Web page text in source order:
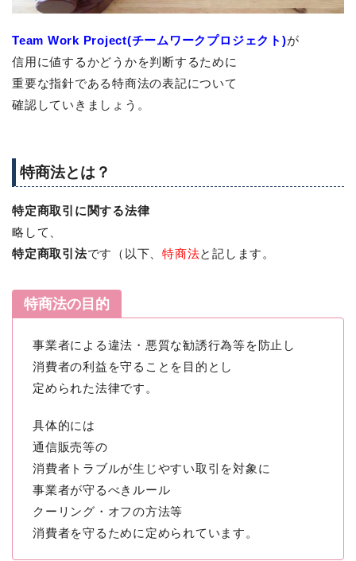
Team Work Project(チームワークプロジェクト)が
信用に値するかどうかを判断するために
重要な指針である特商法の表記について
確認していきましょう。
特商法とは？
特定商取引に関する法律
略して、
特定商取引法です（以下、特商法と記します。
特商法の目的
事業者による違法・悪質な勧誘行為等を防止し
消費者の利益を守ることを目的とし
定められた法律です。
具体的には
通信販売等の
消費者トラブルが生じやすい取引を対象に
事業者が守るべきルール
クーリング・オフの方法等
消費者を守るために定められています。